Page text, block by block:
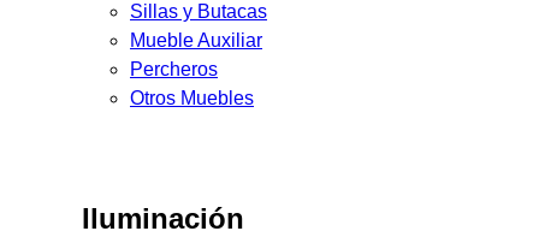
Sillas y Butacas
Mueble Auxiliar
Percheros
Otros Muebles
Iluminación